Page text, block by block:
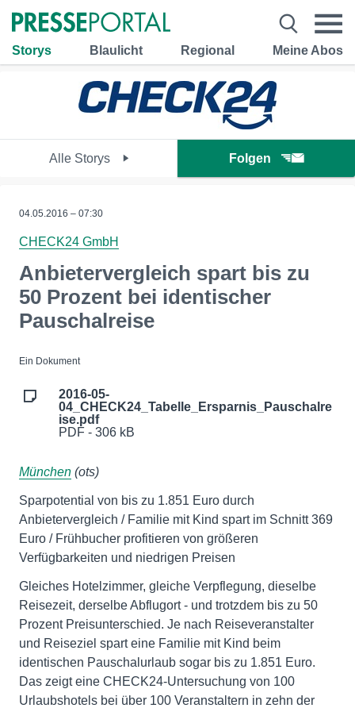
Storys Blaulicht Regional Meine Abos
Alle Storys Folgen
04.05.2016 – 07:30
CHECK24 GmbH
Anbietervergleich spart bis zu
50 Prozent bei identischer
Pauschalreise
Ein Dokument
2016-05-
04_CHECK24_Tabelle_Ersparnis_Pauschalre
ise.pdf
PDF - 306 kB
München (ots)
Sparpotential von bis zu 1.851 Euro durch
Anbietervergleich / Familie mit Kind spart im Schnitt 369
Euro / Frühbucher profitieren von größeren
Verfügbarkeiten und niedrigen Preisen
Gleiches Hotelzimmer, gleiche Verpflegung, dieselbe
Reisezeit, derselbe Abflugort - und trotzdem bis zu 50
Prozent Preisunterschied. Je nach Reiseveranstalter
und Reiseziel spart eine Familie mit Kind beim
identischen Pauschalurlaub sogar bis zu 1.851 Euro.
Das zeigt eine CHECK24-Untersuchung von 100
Urlaubshotels bei über 100 Veranstaltern in zehn der